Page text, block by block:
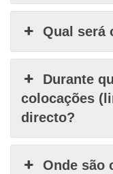
Qual será
Durante
colocações
directo?
Onde são